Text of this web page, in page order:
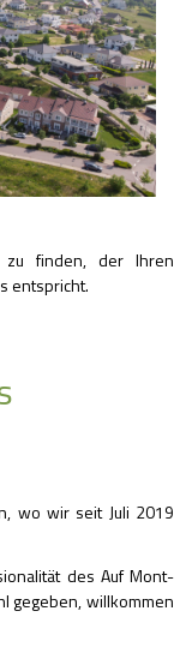
finden, der Ihren
entspricht.
wo wir seit Juli 2019
des Auf Mont-
gegeben, willkommen